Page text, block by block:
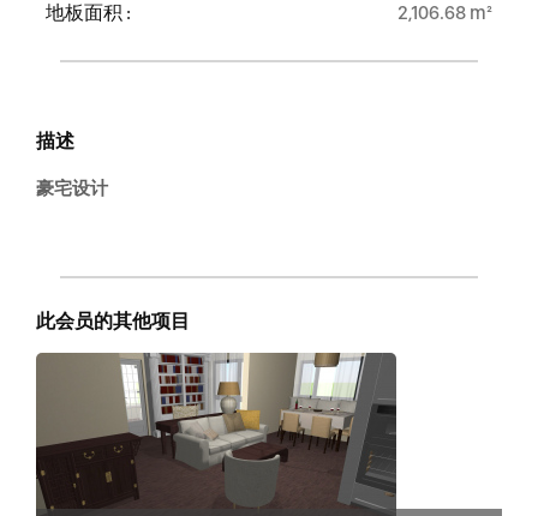
地板面积 : 2,106.68 m²
描述
豪宅设计
此会员的其他项目